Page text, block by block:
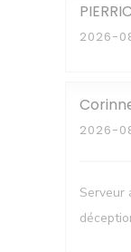
2026-
2026-
Serveur